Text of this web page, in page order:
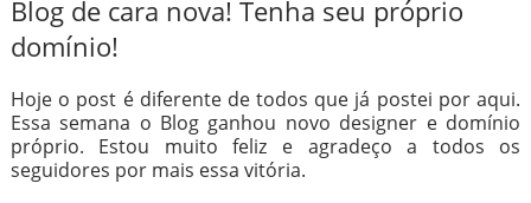
Blog de cara nova! Tenha seu próprio
domínio!
Hoje o post é diferente de todos que já postei por aqui.
Essa semana o Blog ganhou novo designer e domínio
próprio. Estou muito feliz e agradeço a todos os
seguidores por mais essa vitória.